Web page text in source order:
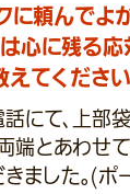
に頼んでよ
心に残る
てください
にて、上部
端とあわせ
ました。(